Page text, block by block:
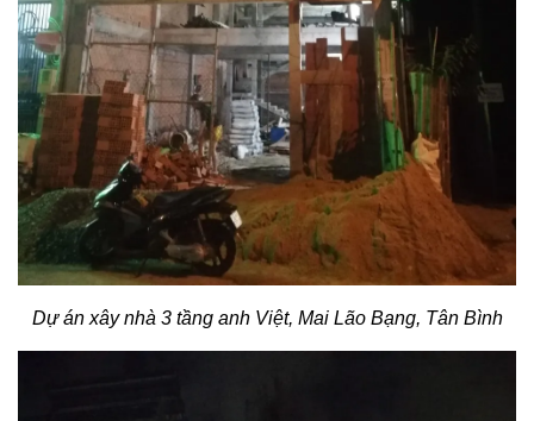
Dự án xây nhà 3 tầng anh Việt, Mai Lão Bạng, Tân Bình